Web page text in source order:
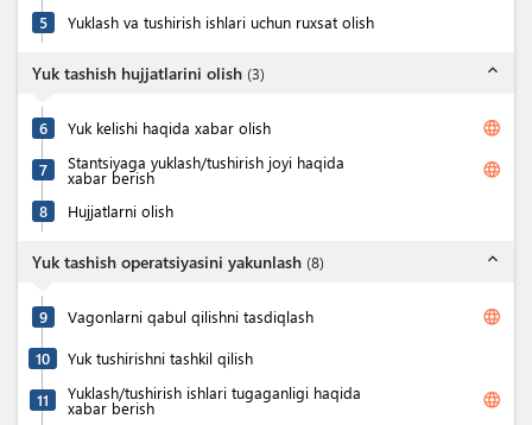
5 Yuklash va tushirish ishlari uchun ruxsat olish
Yuk tashish hujjatlarini olish (3) expand_less
6 Yuk kelishi haqida xabar olish language
7 Stantsiyaga yuklash/tushirish joyi haqida
xabar berish language
8 Hujjatlarni olish
Yuk tashish operatsiyasini yakunlash (8) expand_less
9 Vagonlarni qabul qilishni tasdiqlash language
10 Yuk tushirishni tashkil qilish
11 Yuklash/tushirish ishlari tugaganligi haqida
xabar berish language